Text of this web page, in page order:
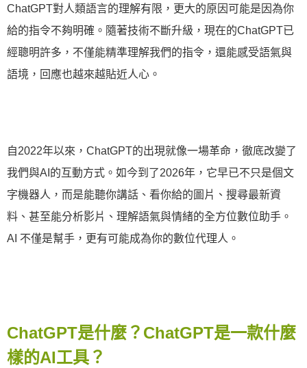
ChatGPT對人類語言的理解有限，更大的原因可能是因為你
給的指令不夠明確。隨著技術不斷升級，現在的ChatGPT已
經聰明許多，不僅能精準理解我們的指令，還能感受語氣與
語境，回應也越來越貼近人心。
自2022年以來，ChatGPT的出現就像一場革命，徹底改變了
我們與AI的互動方式。如今到了2026年，它早已不只是個文
字機器人，而是能聽你講話、看你給的圖片、搜尋最新資
料、甚至能分析影片、理解語氣與情緒的全方位數位助手。
AI 不僅是幫手，更有可能成為你的數位代理人。
ChatGPT是什麼？ChatGPT是一款什麼
樣的AI工具？